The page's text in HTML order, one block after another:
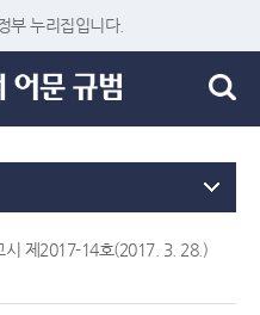
부 누리집입니다.
시 제2017-14호(2017. 3. 28.)